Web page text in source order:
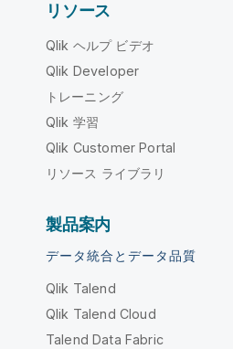
リソース
Qlik ヘルプ ビデオ
Qlik Developer
トレーニング
Qlik 学習
Qlik Customer Portal
リソース ライブラリ
製品案内
データ統合とデータ品質
Qlik Talend
Qlik Talend Cloud
Talend Data Fabric